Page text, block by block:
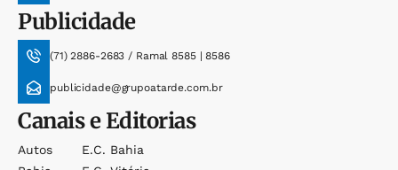
Publicidade
(71) 2886-2683 / Ramal 8585 | 8586
publicidade@grupoatarde.com.br
Canais e Editorias
Autos
E.c. Bahia